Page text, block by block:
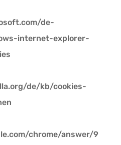
de-
internet-explorer-
de/kb/cookies-
chrome/answer/9